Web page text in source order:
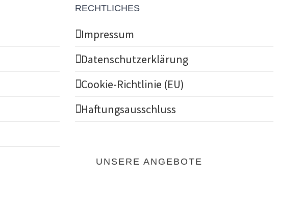
RECHTLICHES
Impressum
Datenschutzerklärung
Cookie-Richtlinie (EU)
Haftungsausschluss
UNSERE ANGEBOTE